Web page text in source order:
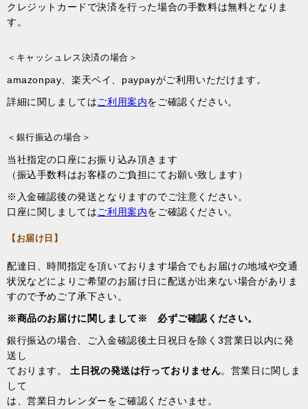
クレジットカードで決済を行った場合の手数料は無料となりま
す。
＜キャッシュレス決済の場合＞
amazonpay、楽天ペイ、paypayがご利用いただけます。
詳細に関しましてはご利用案内をご確認ください。
＜銀行振込の場合＞
当社指定の口座にお振り込み頂きます
（振込手数料はお客様のご負担にてお願い致します）
※入金確認後の発送となりますのでご注意ください。
口座に関しましてはご利用案内をご確認ください。
【お届け日】
配達日、時間指定を頂いております場合でもお届けの地域や交通
状況などによりご希望のお届け日に配送が出来ない場合がありま
すので予めご了承下さい。
※商品のお届けに関しまして※ 必ずご確認ください。
銀行振込の場合、ご入金確認後土日祝日を除く3営業日以内に発
送し
ております。 土日祝の発送は行っておりません。営業日に関しま
して
は、営業日カレンダーをご確認くださいませ。